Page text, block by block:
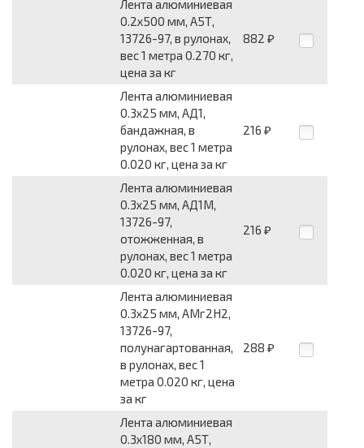
Лента алюминиевая
0.2x500 мм, А5Т,
13726-97, в рулонах,
вес 1 метра 0.270 кг,
цена за кг
882 ₽
Лента алюминиевая
0.3x25 мм, АД1,
бандажная, в
рулонах, вес 1 метра
0.020 кг, цена за кг
216 ₽
Лента алюминиевая
0.3x25 мм, АД1М,
13726-97,
отожженная, в
рулонах, вес 1 метра
0.020 кг, цена за кг
216 ₽
Лента алюминиевая
0.3x25 мм, АМг2Н2,
13726-97,
полунагартованная,
в рулонах, вес 1
метра 0.020 кг, цена
за кг
288 ₽
Лента алюминиевая
0.3x180 мм, А5Т,